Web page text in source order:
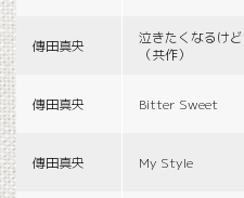
傳田真央
泣きたくなるけど
（共作）
傳田真央 Bitter Sweet
傳田真央 My Style